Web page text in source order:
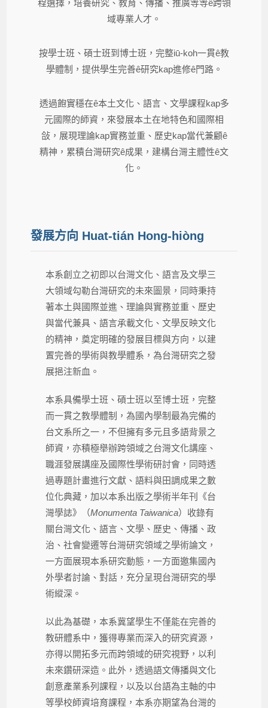
程選擇，培養研究、教育、傳播、推廣等等ê跨領
域專業人才。
按學士班、碩士班到博士班，完整iū-koh一貫ê教
學體制，提供學生完善ê研究kap進修ê門路。
透過飽實穩在ê本土文化、語言、文學課程kap多
元國際的師資，來發展本土在地特色和國際相
敆，展現理論kap實務並重、歷史kap當代兼顧ê
精神，累積台灣研究ê成果，建構台灣主體性ê文
化。
發展方向 Huat-tián Hong-hiòng
本系創立之初即以台灣文化、語言及文學三
大領域勾勒台灣研究的未來圖景，同時秉持
著本土與國際並進、理論與實務並重、歷史
與當代兼具、語言承載文化、文學反映文化
的精神，奠定明確的發展目標與方向，以建
置完善的學術與教學體系，為台灣研究之發
展挹注新血。
本系具備學士班、碩士班以至博士班，完整
而一貫之教學體制，為國內學制最為完備的
台文系所之一，不但擁有多元且多語背景之
師資，亦積極舉辦跨領域之台灣文化講座、
職涯發展講座及國際性學術研討會，同時透
過專題計畫進行文獻、語料與田調成果之數
位化典藏，加以本系出版之學術半年刊《台
灣學誌》（Monumenta Taiwanica）收錄有
關台灣文化、語言、文學、歷史、傳播、政
治、社會變遷等台灣研究領域之學術論文，
一方面展現本系研究動態，一方面邀集國內
外學者討論、對話，充分呈現台灣研究的學
術縱深。
以此為基礎，本系冀望學生不僅能在完善的
教研體系中，獲得專業而深入的研究資源，
亦得以開拓多元而跨領域的研究視野，以利
未來鑽研深造。此外，透過語文傳播與文化
創意產業系列課程，以及以台語為主軸的中
等學校師資培育課程，本系亦期望為台灣的